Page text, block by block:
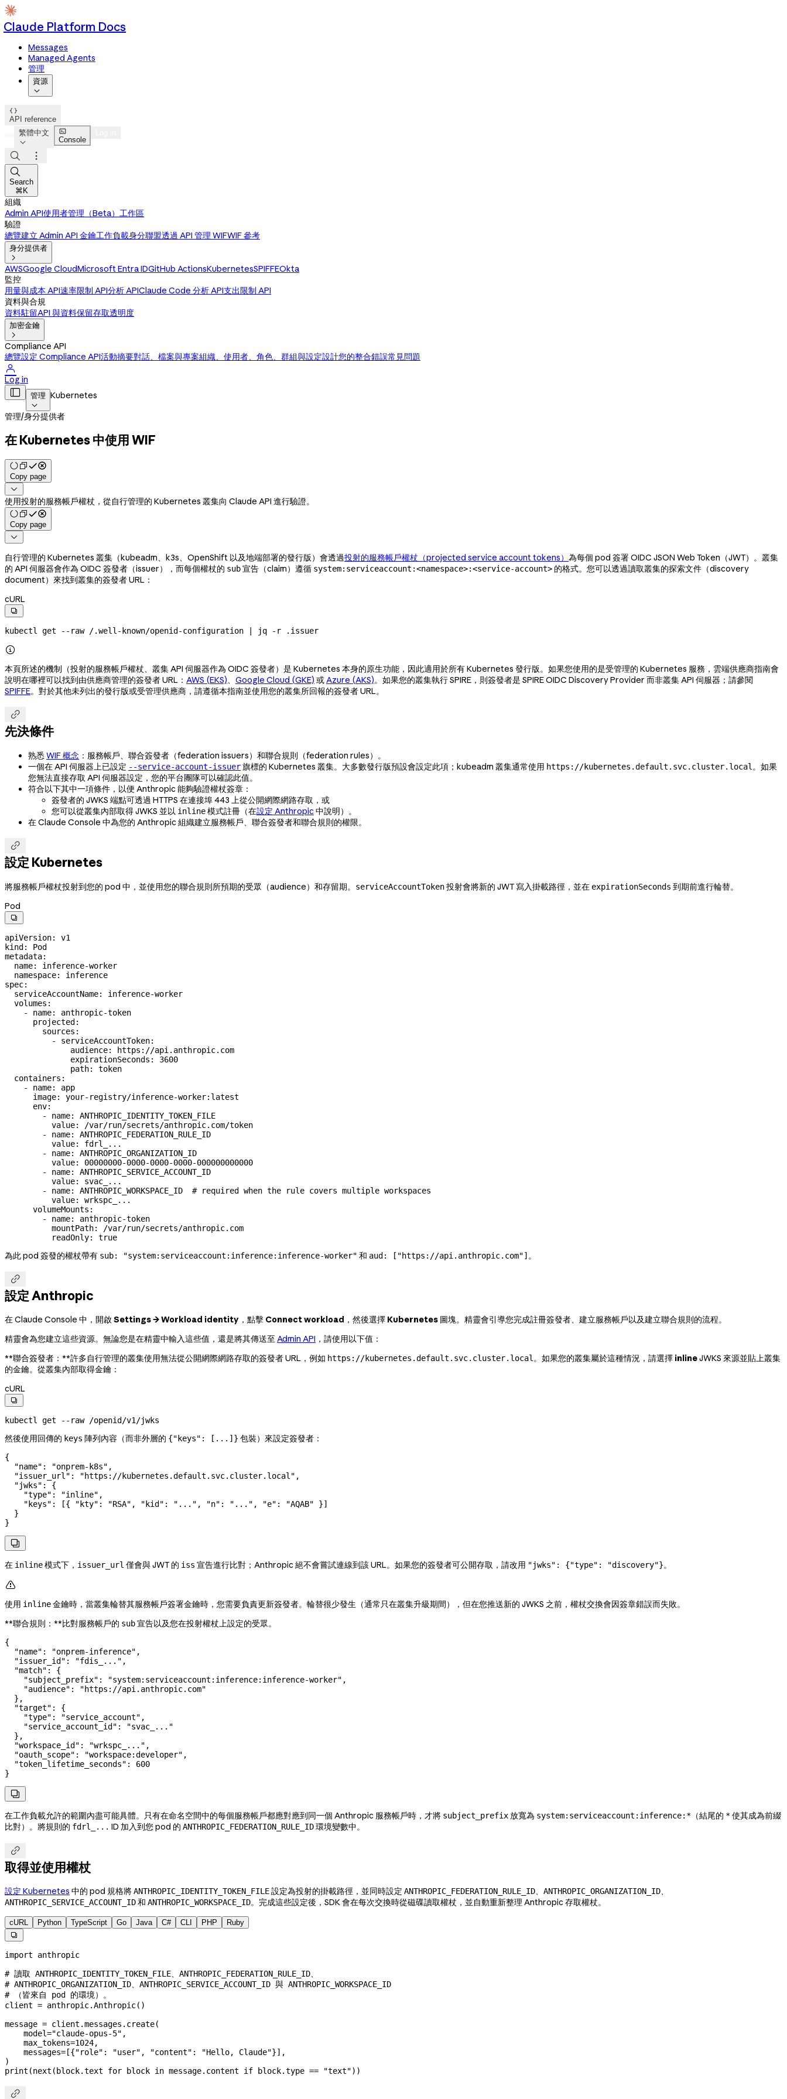
Claude Platform Docs
Messages
Managed Agents
管理
資源


API reference
繁體中文


Console



Search
⌘K
組織
Admin API使用者管理（Beta） 工作區
驗證
總覽建立 Admin API 金鑰工作負載身分聯盟透過 API 管理 WIFWIF 參考
身分提供者

AWSGoogle CloudMicrosoft Entra IDGitHub ActionsKubernetesSPIFFEOkta
監控
用量與成本 API速率限制 API分析 APIClaude Code 分析 API支出限制 API
資料與合規
資料駐留API 與資料保留存取透明度
加密金鑰

Compliance API
總覽設定 Compliance API活動摘要對話、檔案與專案組織、使用者、角色、群組與設定設計您的整合錯誤常見問題

Log in
 管理

Kubernetes
管理/身分提供者
在 Kubernetes 中使用 WIF
Copy page

使用投射的服務帳戶權杖，從自行管理的 Kubernetes 叢集向 Claude API 進行驗證。
Copy page

自行管理的 Kubernetes 叢集（kubeadm、k3s、OpenShift 以及地端部署的發行版）會透過投射的服務帳戶權杖（projected service account tokens） 為每個 pod 簽署 OIDC JSON Web Token（JWT）。叢集
的 API 伺服器會作為 OIDC 簽發者（issuer），而每個權杖的 sub宣告（claim）遵循 system:serviceaccount:<namespace>:<service-account> 的格式。您可以透過讀取叢集的探索文件（discovery
document）來找到叢集的簽發者 URL：
cURL

kubectl get --raw /.well-known/openid-configuration jq -r .issuer

本頁所述的機制（投射的服務帳戶權杖、叢集 API 伺服器作為 OIDC 簽發者）是 Kubernetes 本身的原生功能，因此適用於所有 Kubernetes 發行版。如果您使用的是受管理的 Kubernetes 服務，雲端供應商指南會
說明在哪裡可以找到由供應商管理的簽發者 URL： AWS (EKS)、 Google Cloud (GKE) 或Azure (AKS)。如果您的叢集執行 SPIRE，則簽發者是 SPIRE OIDC Discovery Provider 而非叢集 API 伺服器；請參閱
SPIFFE。對於其他未列出的發行版或受管理供應商，請遵循本指南並使用您的叢集所回報的簽發者 URL。

先決條件
熟悉 WIF 概念 ：服務帳戶、聯合簽發者（federation issuers）和聯合規則（federation rules）。
一個在 API 伺服器上已設定 --service-account-issuer旗標的 Kubernetes 叢集。大多數發行版預設會設定此項；kubeadm 叢集通常使用 https://kubernetes.default.svc.cluster.local 。如果
您無法直接存取 API 伺服器設定，您的平台團隊可以確認此值。
符合以下其中一項條件，以便 Anthropic 能夠驗證權杖簽章：
簽發者的 JWKS 端點可透過 HTTPS 在連接埠 443 上從公開網際網路存取，或
您可以從叢集內部取得 JWKS 並以 inline模式註冊（在設定 Anthropic 中說明）。
在 Claude Console 中為您的 Anthropic 組織建立服務帳戶、聯合簽發者和聯合規則的權限。

設定 Kubernetes
將服務帳戶權杖投射到您的 pod 中，並使用您的聯合規則所預期的受眾（audience）和存留期。 serviceAccountToken投射會將新的 JWT 寫入掛載路徑，並在 expirationSeconds 到期前進行輪替。
Pod

apiVersion: v1
kind: Pod
metadata:
  name
: inference-worker
  namespace
: inference
spec:
  serviceAccountName
: inference-worker
  volumes
:
    -
name: anthropic-token
      projected
:
        sources
:
          -
serviceAccountToken:
              audience
: https://api.anthropic.com
              expirationSeconds
: 3600
              path
: token
  containers
:
    -
name: app
      image
: your-registry/inference-worker:latest
      env
:
        -
name: ANTHROPIC_IDENTITY_TOKEN_FILE
          value
:
/var/run/secrets/anthropic.com/token
        -
name: ANTHROPIC_FEDERATION_RULE_ID
          value
: fdrl_...
        -
name: ANTHROPIC_ORGANIZATION_ID
          value
: 00000000-0000-0000-0000-000000000000
        -
name: ANTHROPIC_SERVICE_ACCOUNT_ID
          value
: svac_...
        -
name: ANTHROPIC_WORKSPACE_ID
  # required when the rule covers multiple workspaces
          value
: wrkspc_...
      volumeMounts
:
        -
name: anthropic-token
          mountPath
:
/var/run/secrets/anthropic.com
          readOnly
: true
為此 pod 簽發的權杖帶有 sub: "system:serviceaccount:inference:inference-worker" 和 aud: ["https://api.anthropic.com"] 。

設定 Anthropic
在 Claude Console 中，開啟Settings → Workload identity ，點擊 Connect workload ，然後選擇 Kubernetes 圖塊。精靈會引導您完成註冊簽發者、建立服務帳戶以及建立聯合規則的流程。
精靈會為您建立這些資源。無論您是在精靈中輸入這些值，還是將其傳送至 Admin API ，請使用以下值：
**聯合簽發者：**許多自行管理的叢集使用無法從公開網際網路存取的簽發者 URL，例如 https://kubernetes.default.svc.cluster.local。如果您的叢集屬於這種情況，請選擇 inlineJWKS 來源並貼上叢集
的金鑰。從叢集內部取得金鑰：
cURL

kubectl get --raw /openid/v1/jwks
然後使用回傳的 keys 陣列內容（而非外層的 {"keys": [...]} 包裝）來設定簽發者：
{
  "name"
: "onprem-k8s" ,
  "issuer_url"
: "https://kubernetes.default.svc.cluster.local" ,
  "jwks"
: {
    "type"
: "inline" ,
    "keys"
: [{ "kty" : "RSA" , "kid" : "..." , "n" : "..." , "e" : "AQAB" }]
  }
}

在 inline模式下， issuer_url 僅會與 JWT 的 iss 宣告進行比對；Anthropic 絕不會嘗試連線到該 URL。如果您的簽發者可公開存取，請改用 "jwks": {"type": "discovery"}。

使用 inline金鑰時，當叢集輪替其服務帳戶簽署金鑰時，您需要負責更新簽發者。輪替很少發生（通常只在叢集升級期間），但在您推送新的 JWKS 之前，權杖交換會因簽章錯誤而失敗。
**聯合規則：**比對服務帳戶的 sub宣告以及您在投射權杖上設定的受眾。
{
  "name"
: "onprem-inference" ,
  "issuer_id"
: "fdis_..." ,
  "match"
: {
    "subject_prefix"
: "system:serviceaccount:inference:inference-worker" ,
    "audience"
:
"https://api.anthropic.com"
  },
  "target"
: {
    "type"
: "service_account" ,
    "service_account_id"
:
"svac_..."
  },
  "workspace_id"
: "wrkspc_..." ,
  "oauth_scope"
: "workspace:developer" ,
  "token_lifetime_seconds"
: 600
}

在工作負載允許的範圍內盡可能具體。只有在命名空間中的每個服務帳戶都應對應到同一個 Anthropic 服務帳戶時，才將 subject_prefix放寬為 system:serviceaccount:inference:* （結尾的 *使其成為前綴
比對）。將規則的 fdrl_... ID 加入到您 pod 的 ANTHROPIC_FEDERATION_RULE_ID環境變數中。

取得並使用權杖
設定 Kubernetes 中的 pod 規格將ANTHROPIC_IDENTITY_TOKEN_FILE設定為投射的掛載路徑，並同時設定 ANTHROPIC_FEDERATION_RULE_ID、 ANTHROPIC_ORGANIZATION_ID、
ANTHROPIC_SERVICE_ACCOUNT_ID和 ANTHROPIC_WORKSPACE_ID。完成這些設定後，SDK 會在每次交換時從磁碟讀取權杖，並自動重新整理 Anthropic 存取權杖。
cURL Python TypeScript Go Java C# CLI PHP Ruby

import anthropic
# 讀取 ANTHROPIC_IDENTITY_TOKEN_FILE、ANTHROPIC_FEDERATION_RULE_ID、
# ANTHROPIC_ORGANIZATION_ID、ANTHROPIC_SERVICE_ACCOUNT_ID 與 ANTHROPIC_WORKSPACE_ID
# （皆來自 pod 的環境）。
client = anthropic.Anthropic()
message = client.messages.create(
    model
="claude-opus-5" ,
    max_tokens
=1024,
    messages
= [{"role" : "user" , "content" : "Hello, Claude"}],
)
print (next (block.text for block in message.content if block.type == "text"))
